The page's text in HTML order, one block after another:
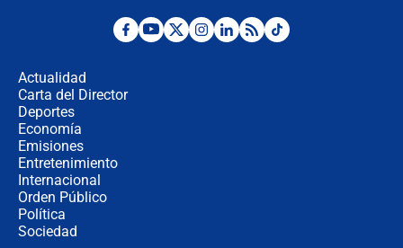
¿Por qué De la Espriella gobernará
Actualidad
Carta del Director
Deportes
Economía
Emisiones
Entretenimiento
Internacional
Orden Público
Política
Sociedad